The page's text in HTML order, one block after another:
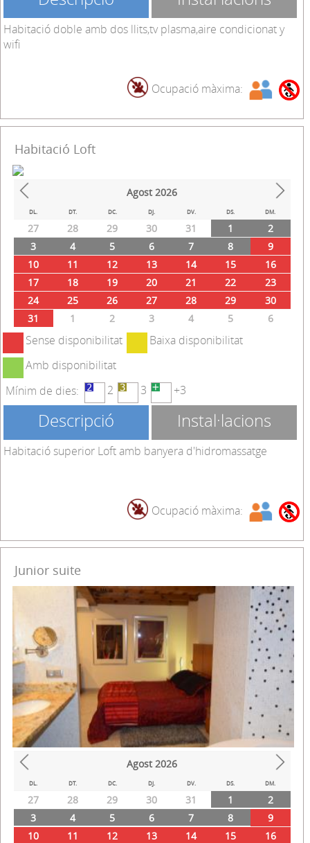
Habitació doble amb dos llits,tv plasma,aire condicionat y
wifi
Ocupació màxima:
Habitació Loft
Prev Next
Agost 2026
DL. DT. DC. DJ. DV. DS. DM.
27 28 29 30 31 1
2
3
4 5 6 7 8
9
10
11 12 13 14 15
16
17
18 19 20 21 22
23
24
25 26 27 28 29
30
31
1 2 3 4 5 6
Sense disponibilitat
Baixa disponibilitat
Amb disponibilitat
Mínim de dies:
2 3 +3
Descripció Instal·lacions
Habitació superior Loft amb banyera d'hidromassatge
Ocupació màxima:
Junior suite
Prev Next
Agost 2026
DL. DT. DC. DJ. DV. DS. DM.
27 28 29 30 31 1
2
3
4 5 6 7 8
9
10
11 12 13 14 15
16